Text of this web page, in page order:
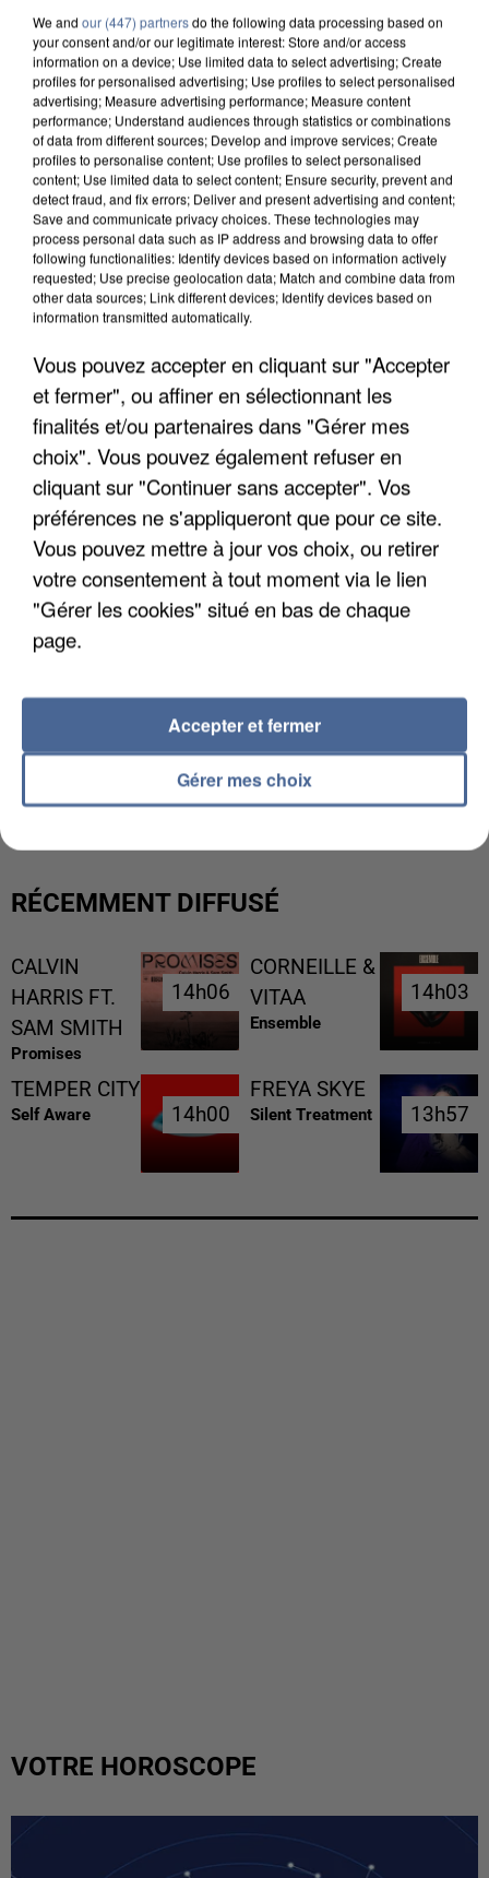
DE FAUNE SAUVAGE SONT...
L’UN DES FONDATEURS SUPPOSÉS DE LA DZ
MAFIA INTERPELLÉ EN ALGÉRIE
RÉCEMMENT DIFFUSÉ
CALVIN
HARRIS FT.
SAM SMITH
Promises
14h06
14h06
CORNEILLE &
VITAA
Ensemble
14h03
14h03
TEMPER CITY
Self Aware 14h00
14h00
FREYA SKYE
Silent Treatment 13h57
13h57
VOTRE HOROSCOPE
We and our (447) partnersdo the following data processing based on
your consent and/or our legitimate interest: Store and/or access
information on a device; Use limited data to select advertising; Create
profiles for personalised advertising; Use profiles to select personalised
advertising; Measure advertising performance; Measure content
performance; Understand audiences through statistics or combinations
of data from different sources; Develop and improve services; Create
profiles to personalise content; Use profiles to select personalised
content; Use limited data to select content; Ensure security, prevent and
detect fraud, and fix errors; Deliver and present advertising and content;
Save and communicate privacy choices. These technologies may
process personal data such as IP address and browsing data to offer
following functionalities: Identify devices based on information actively
requested; Use precise geolocation data; Match and combine data from
other data sources; Link different devices; Identify devices based on
information transmitted automatically.
Vous pouvez accepter en cliquant sur "Accepter
et fermer", ou affiner en sélectionnant les
finalités et/ou partenaires dans "Gérer mes
choix". Vous pouvez également refuser en
cliquant sur "Continuer sans accepter". Vos
préférences ne s'appliqueront que pour ce site.
Vous pouvez mettre à jour vos choix, ou retirer
votre consentement à tout moment via le lien
"Gérer les cookies" situé en bas de chaque
page.
Gérer mes choix
Accepter et fermer